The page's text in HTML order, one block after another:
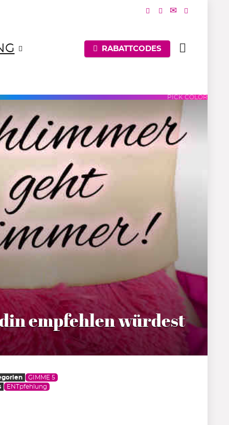
RABATTCODES
PICK COLOR
PURPLES
PINKS
empfehlen würdest
GIMME 5
ENTpfehlung